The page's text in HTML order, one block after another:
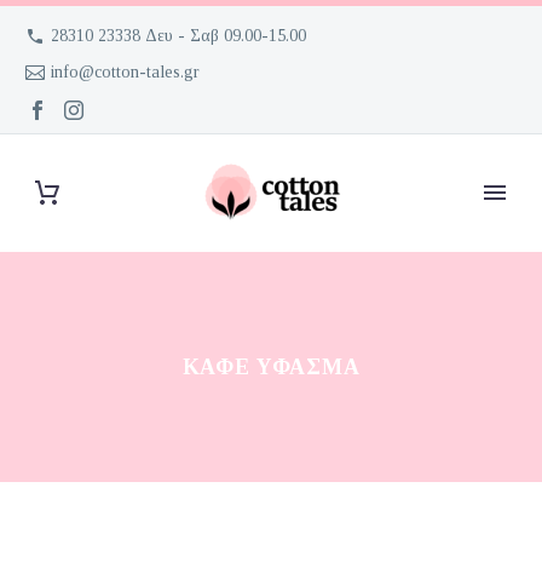
28310 23338 Δευ - Σαβ 09.00-15.00
info@cotton-tales.gr
ΚΑΦΈ ΎΦΑΣΜΑ